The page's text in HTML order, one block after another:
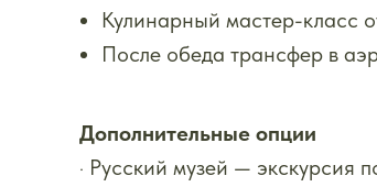
Кулинарный мастер-класс
После обеда трансфер в
Дополнительные опции
· Русский музей — экскурсия